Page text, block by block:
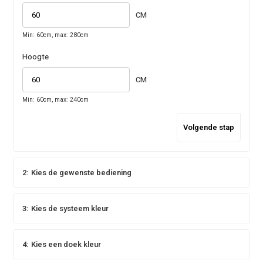
CM
Min: 60cm, max: 280cm
Hoogte
CM
Min: 60cm, max: 240cm
Volgende stap
2: Kies de gewenste bediening
3: Kies de systeem kleur
4: Kies een doek kleur